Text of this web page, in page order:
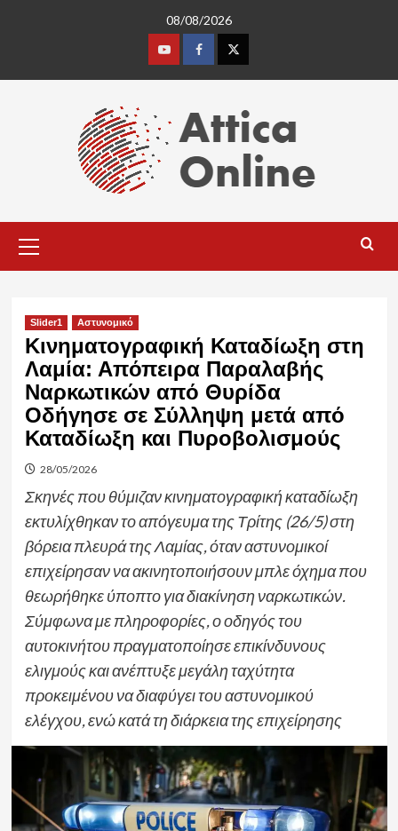
08/08/2026
YoutubeFacebookTwitter
Menu
Slider1 Αστυνομικό
Κινηματογραφική Καταδίωξη στη
Λαμία: Απόπειρα Παραλαβής
Ναρκωτικών από Θυρίδα
Οδήγησε σε Σύλληψη μετά από
Καταδίωξη και Πυροβολισμούς
28/05/2026
Σκηνές που θύμιζαν κινηματογραφική καταδίωξη
εκτυλίχθηκαν το απόγευμα της Τρίτης (26/5) στη
βόρεια πλευρά της Λαμίας, όταν αστυνομικοί
επιχείρησαν να ακινητοποιήσουν μπλε όχημα που
θεωρήθηκε ύποπτο για διακίνηση ναρκωτικών.
Σύμφωνα με πληροφορίες, ο οδηγός του
αυτοκινήτου πραγματοποίησε επικίνδυνους
ελιγμούς και ανέπτυξε μεγάλη ταχύτητα
προκειμένου να διαφύγει του αστυνομικού
ελέγχου, ενώ κατά τη διάρκεια της επιχείρησης